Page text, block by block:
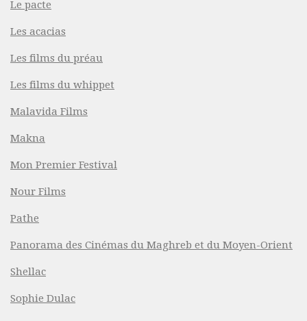
Le pacte
Les acacias
Les films du préau
Les films du whippet
Malavida Films
Makna
Mon Premier Festival
Nour Films
Pathe
Panorama des Cinémas du Maghreb et du Moyen-Orient
Shellac
Sophie Dulac